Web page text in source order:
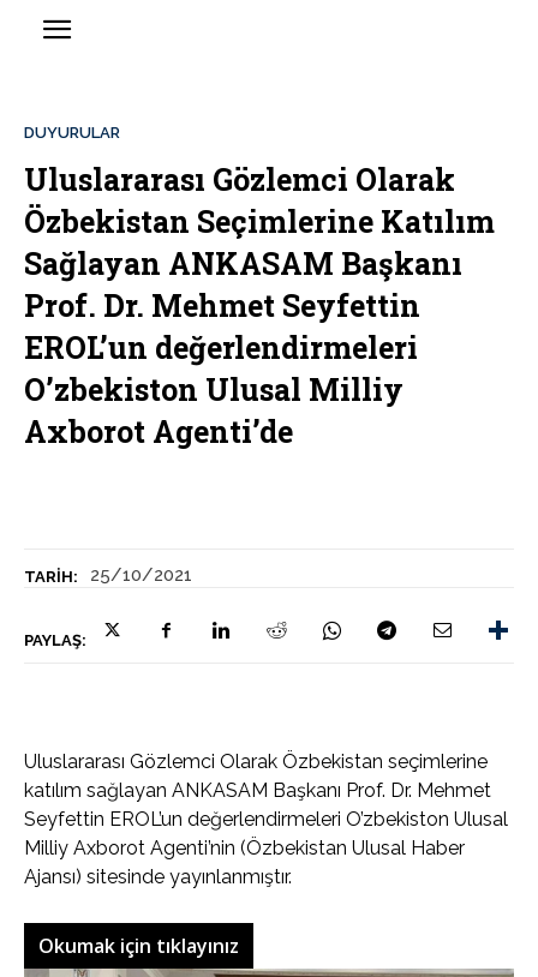
TARIH: 25/10/2021
PAYLAŞ:
DUYURULAR
Uluslararası Gözlemci Olarak
Özbekistan Seçimlerine Katılım
Sağlayan ANKASAM Başkanı
Prof. Dr. Mehmet Seyfettin
EROL’un değerlendirmeleri
O’zbekiston Ulusal Milliy
Axborot Agenti’de
Uluslararası Gözlemci Olarak Özbekistan seçimlerine
katılım sağlayan ANKASAM Başkanı Prof. Dr. Mehmet
Seyfettin EROL’un değerlendirmeleri O’zbekiston Ulusal
Milliy Axborot Agenti’nin (Özbekistan Ulusal Haber
Ajansı) sitesinde yayınlanmıştır.
Okumak için tıklayınız